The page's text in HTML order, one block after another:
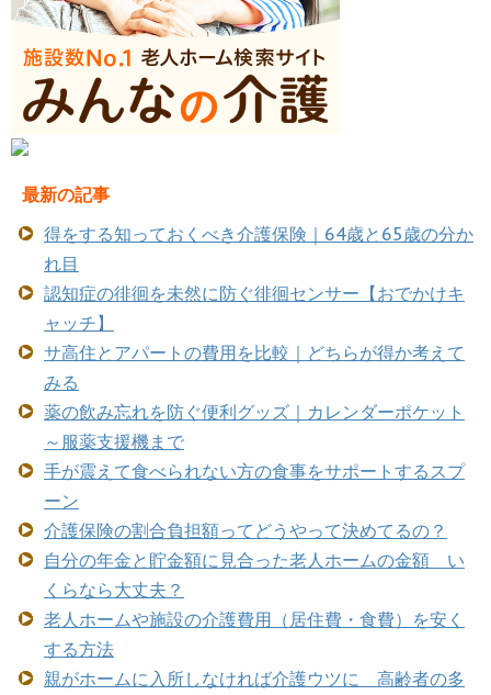
最新の記事
得をする知っておくべき介護保険｜64歳と65歳の分か
れ目
認知症の徘徊を未然に防ぐ徘徊センサー【おでかけキ
ャッチ】
サ高住とアパートの費用を比較｜どちらが得か考えて
みる
薬の飲み忘れを防ぐ便利グッズ｜カレンダーポケット
～服薬支援機まで
手が震えて食べられない方の食事をサポートするスプ
ーン
介護保険の割合負担額ってどうやって決めてるの？
自分の年金と貯金額に見合った老人ホームの金額 い
くらなら大丈夫？
老人ホームや施設の介護費用（居住費・食費）を安く
する方法
親がホームに入所しなければ介護ウツに 高齢者の多